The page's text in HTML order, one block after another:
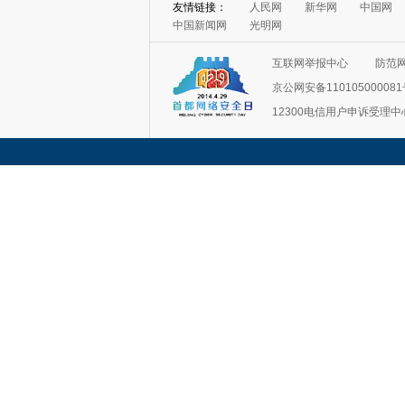
友情链接： 人民网 新华网
中国网
中国新闻网
光明网
互联网举报中心
防范
京公网安备110105000081
12300电信用户申诉受理中